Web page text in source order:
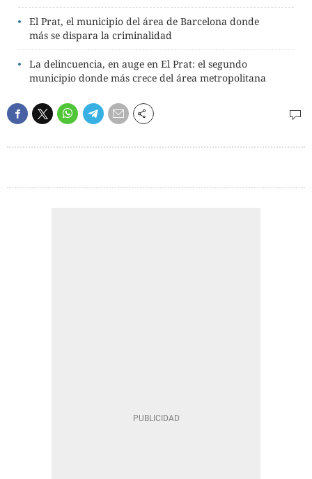
El Prat, el municipio del área de Barcelona donde
más se dispara la criminalidad
La delincuencia, en auge en El Prat: el segundo
municipio donde más crece del área metropolitana